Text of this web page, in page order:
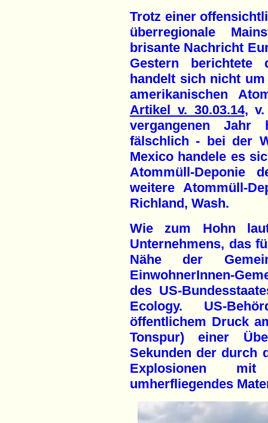
Trotz einer
überregionale
brisante Nachricht
Gestern berichtete
handelt sich nicht
amerikanischen
Artikel v. 30.03.14,
vergangenen
fälschlich - bei der
Mexico handele es
Atommüll-Deponie
weitere Atommüll-
Richland, Wash.
Wie zum Hohn
Unternehmens, das
Nähe der
EinwohnerInnen-
des US-
Ecology. US-
öffentlichem Druck
Tonspur) einer
Sekunden der durch
Explosionen
umherfliegendes